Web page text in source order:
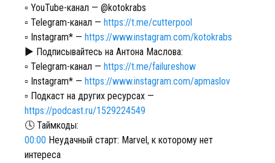
▫️ YouTube-канал — @kotokrabs
▫️ Telegram-канал — https://t.me/cutterpool
▫️ Instagram* — https://www.instagram.com/kotokrabs
► Подписывайтесь на Антона Маслова:
▫️ Telegram-канал — https://t.me/failureshow
▫️ Instagram* — https://www.instagram.com/apmaslov
▫️ Подкаст на других ресурсах —
https://podcast.ru/1529224549
🕓 Таймкоды:
00:00 Неудачный старт: Marvel, к которому нет
интереса